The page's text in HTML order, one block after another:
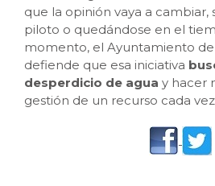
que la opinión vaya a cambiar,
piloto o quedándose en el
momento, el Ayuntamiento
defiende que esa iniciativa
desperdicio de agua y hacer
gestión de un recurso cada